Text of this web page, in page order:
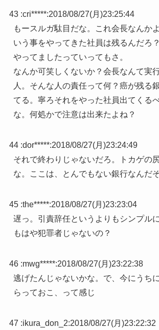
43 :cri*****:2018/08/27(月)23:25:44
もースルガ駄目だな。これ会長なんか
いう事をやってきた社員は残るんだろ
やってましたっていってもさ。
なんか可笑しくないか？会長なんて実
人。そんな人の責任って何？癌が残る
てる。寧ろそれをやった社員出てくる
な。何処かで注意は出来たよね？
44 :dor*****:2018/08/27(月)23:24:49
それで終わりじゃないだろ。トカゲの
な。ここは、とんでもない銀行なんだぞ
45 :the*****:2018/08/27(月)23:23:04
遅っ。引責辞任というよりもシンプル
もはや犯罪者じゃないの？
46 :mwg*****:2018/08/27(月)23:22:38
逃げたんじゃないかな。で、今にうち
らっておこ、って感じ
47 :ikura_don_2:2018/08/27(月)23:22:32